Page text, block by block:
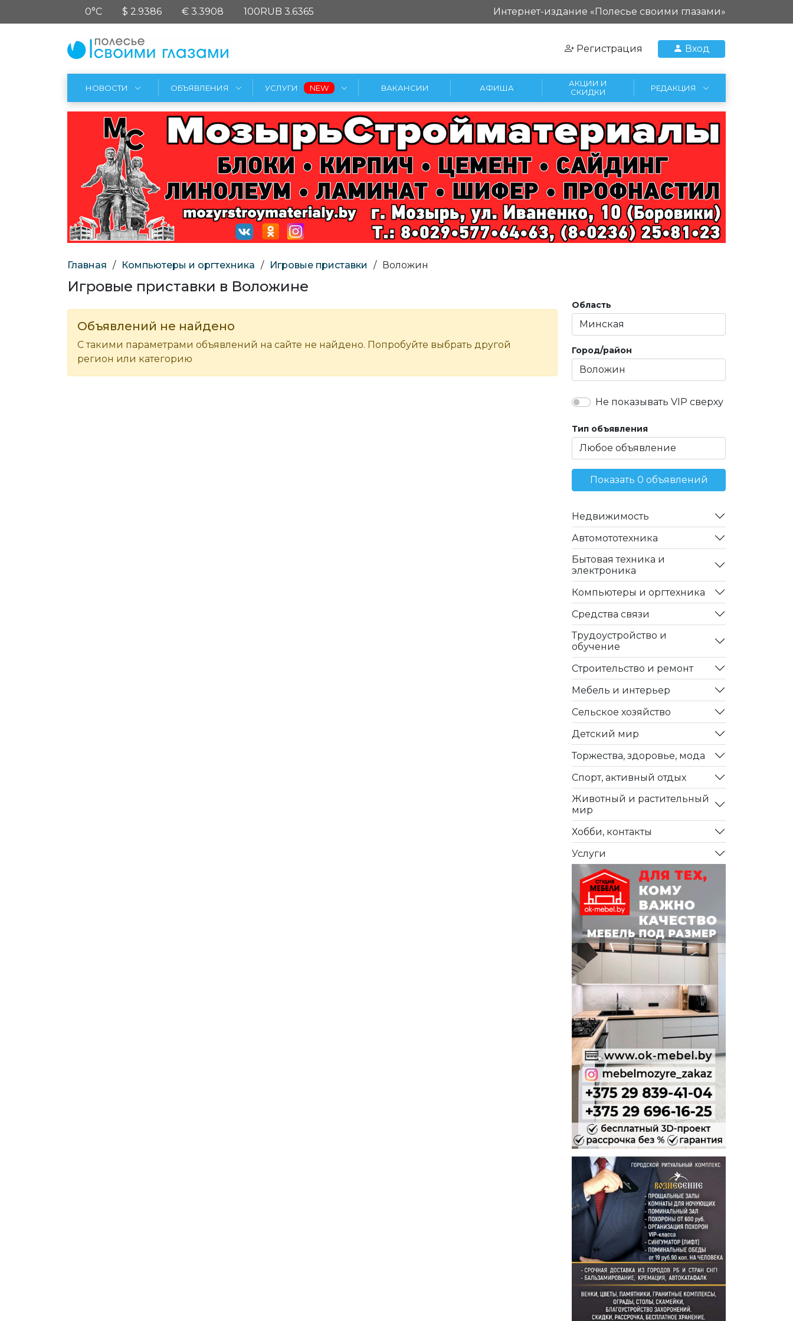
0°C $ 2.9386 € 3.3908 100RUB 3.6365 Интернет-издание «Полесье своими глазами»
Регистрация Вход
НОВОСТИ ОБЪЯВЛЕНИЯ УСЛУГИ ВАКАНСИИ АФИША
АКЦИИ И
СКИДКИ
РЕДАКЦИЯ
Главная / Компьютеры и оргтехника / Игровые приставки / Воложин
Игровые приставки в Воложине
Объявлений не найдено
С такими параметрами объявлений на сайте не найдено. Попробуйте выбрать другой
регион или категорию
Область
Город/район
Не показывать VIP сверху
Тип объявления
Показать 0 объявлений
Недвижимость
Автомототехника
Бытовая техника и
электроника
Компьютеры и оргтехника
Средства связи
Трудоустройство и
обучение
Строительство и ремонт
Мебель и интерьер
Сельское хозяйство
Детский мир
Торжества, здоровье, мода
Спорт, активный отдых
Животный и растительный
мир
Хобби, контакты
Услуги